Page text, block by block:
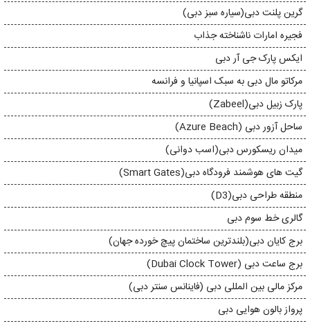
گرین پلنت دبی(سیاره سبز دبی)
فجیره امارات ناشناخته جذاب
ایکس پارک جی آر دبی
مرکاتو مال دبی به سبک اسپانیا و فرانسه
پارک زبیل دبی(Zabeel)
ساحل آزور دبی (Azure Beach)
میدان ریسکورس دبی(اسب دوانی)
گیت های هوشمند فرودگاه دبی(Smart Gates)
منطقه طراحی دبی(D3)
گالری خط سوم دبی
برج کایان دبی(بلندترین ساختمان پیچ خورده جهان)
برج ساعت دبی (Dubai Clock Tower)
مرکز مالی بین المللی دبی (فاینانس سنتر دبی)
پرواز بالون هوایی دبی